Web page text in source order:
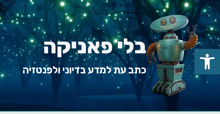
Skip
to
content
בלי פאניקה
כתב עת למדע בדיוני ולפנטזיה
פתח סרגל נגישות